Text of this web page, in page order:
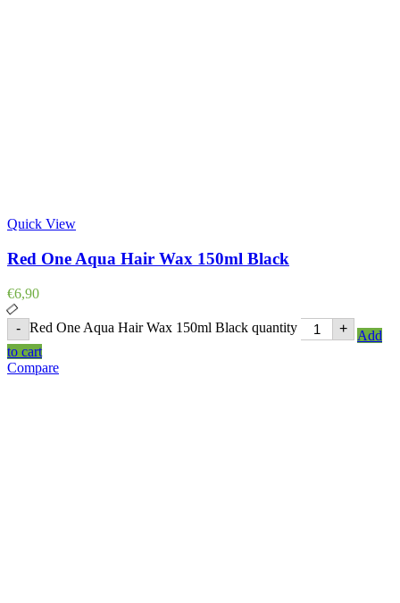
Quick View
Red One Aqua Hair Wax 150ml Black
€6,90
- Red One Aqua Hair Wax 150ml Black quantity +
Add
to cart
Compare